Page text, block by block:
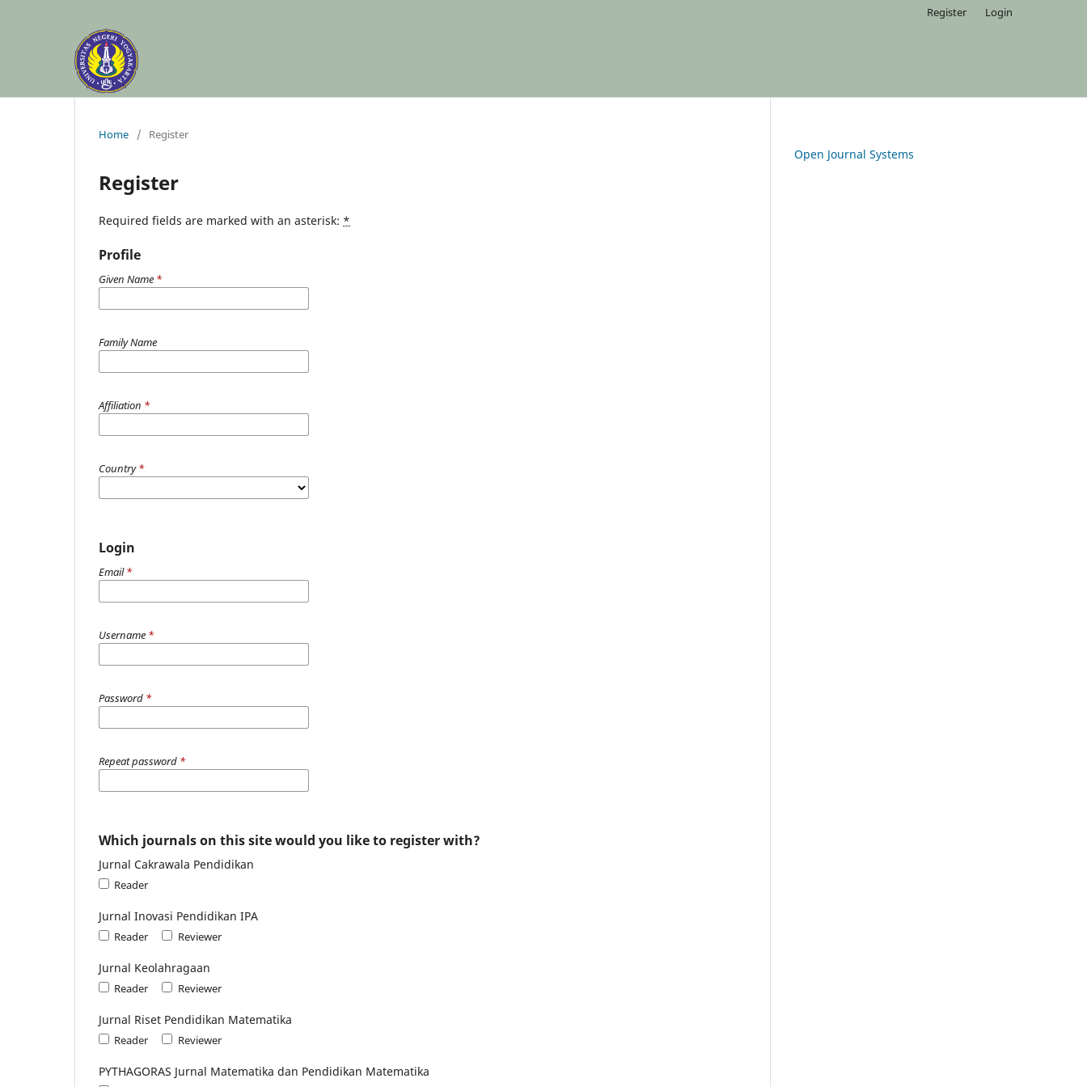
Register Login
Home / Register
Register
Required fields are marked with an asterisk: *
Profile
Given Name *
Family Name
Affiliation *
Country*
Login
Email*
Username *
Password *
Repeat password *
Which journals on this site would you like to register with?
Jurnal Cakrawala Pendidikan
Reader
Jurnal Inovasi Pendidikan IPA
Reader Reviewer
Jurnal Keolahragaan
Reader Reviewer
Jurnal Riset Pendidikan Matematika
Reader Reviewer
PYTHAGORAS Jurnal Matematika dan Pendidikan Matematika
Open Journal Systems